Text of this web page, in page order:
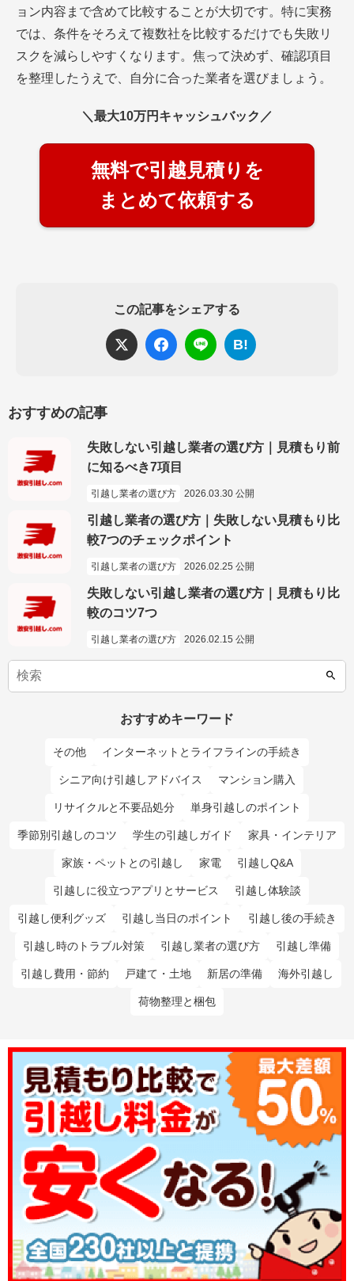
ョン内容まで含めて比較することが大切です。特に実務
では、条件をそろえて複数社を比較するだけでも失敗リ
スクを減らしやすくなります。焦って決めず、確認項目
を整理したうえで、自分に合った業者を選びましょう。
＼最大10万円キャッシュバック／
無料で引越見積りを
まとめて依頼する
この記事をシェアする
B!
おすすめの記事
失敗しない引越し業者の選び方｜見積もり前
に知るべき7項目
引越し業者の選び方 2026.03.30 公開
引越し業者の選び方｜失敗しない見積もり比
較7つのチェックポイント
引越し業者の選び方 2026.02.25 公開
失敗しない引越し業者の選び方｜見積もり比
較のコツ7つ
引越し業者の選び方 2026.02.15 公開
おすすめキーワード
その他 インターネットとライフラインの手続き
シニア向け引越しアドバイス マンション購入
リサイクルと不要品処分 単身引越しのポイント
季節別引越しのコツ 学生の引越しガイド 家具・インテリア
家族・ペットとの引越し 家電 引越しQ&A
引越しに役立つアプリとサービス 引越し体験談
引越し便利グッズ 引越し当日のポイント 引越し後の手続き
引越し時のトラブル対策 引越し業者の選び方 引越し準備
引越し費用・節約 戸建て・土地 新居の準備 海外引越し
荷物整理と梱包